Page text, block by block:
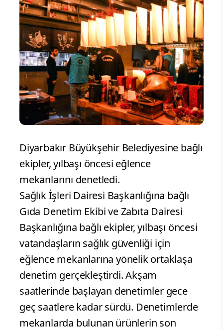
Diyarbakır Büyükşehir Belediyesine bağlı
ekipler, yılbaşı öncesi eğlence
mekanlarını denetledi.
Sağlık İşleri Dairesi Başkanlığına bağlı
Gıda Denetim Ekibi ve Zabıta Dairesi
Başkanlığına bağlı ekipler, yılbaşı öncesi
vatandaşların sağlık güvenliği için
eğlence mekanlarına yönelik ortaklaşa
denetim gerçekleştirdi. Akşam
saatlerinde başlayan denetimler gece
geç saatlere kadar sürdü. Denetimlerde
mekanlarda bulunan ürünlerin son